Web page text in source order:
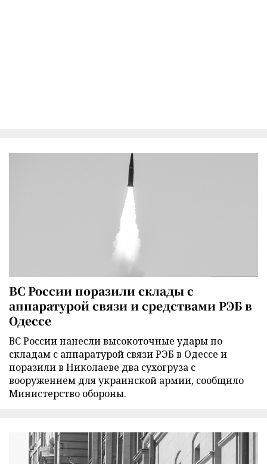
ВС России поразили склады с
аппаратурой связи и средствами РЭБ в
Одессе
ВС России нанесли высокоточные удары по
складам с аппаратурой связи РЭБ в Одессе и
поразили в Николаеве два сухогруза с
вооружением для украинской армии, сообщило
Министерство обороны.